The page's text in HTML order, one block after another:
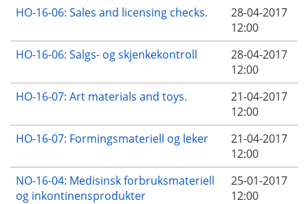
HO-16-06: Sales and licensing checks.
28-04-2017
12:00
HO-16-06: Salgs- og skjenkekontroll
28-04-2017
12:00
HO-16-07: Art materials and toys.
21-04-2017
12:00
HO-16-07: Formingsmateriell og leker
21-04-2017
12:00
NO-16-04: Medisinsk forbruksmateriell
og inkontinensprodukter
25-01-2017
12:00